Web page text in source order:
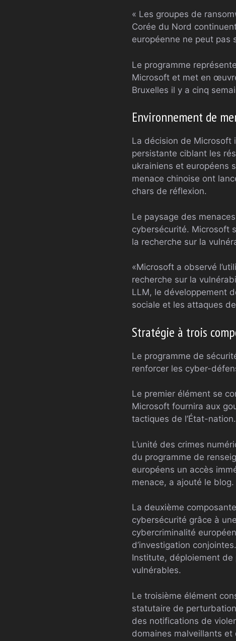
« Les groupes de
Corée du Nord
européenne ne peut pas
Le programme
Microsoft et met en
Bruxelles il y a cinq
Environnement de
La décision de Microsoft
persistante ciblant les
ukrainiens et européens
menace chinoise ont
chars de réflexion.
Le paysage des
cybersécurité. Microsoft
la recherche sur la
«Microsoft a observé
recherche sur la
LLM, le développement
sociale et les attaques
Stratégie à trois
Le programme de
renforcer les cyber-
Le premier élément se
Microsoft fournira aux
tactiques de l’État-nation.
L’unité des crimes
du programme de
européens un accès
menace, a ajouté le blog.
La deuxième
cybersécurité grâce à
cybercriminalité
d’investigation
Institute, déploiement
vulnérables.
Le troisième élément
statutaire de
des notifications de
domaines malveillants et